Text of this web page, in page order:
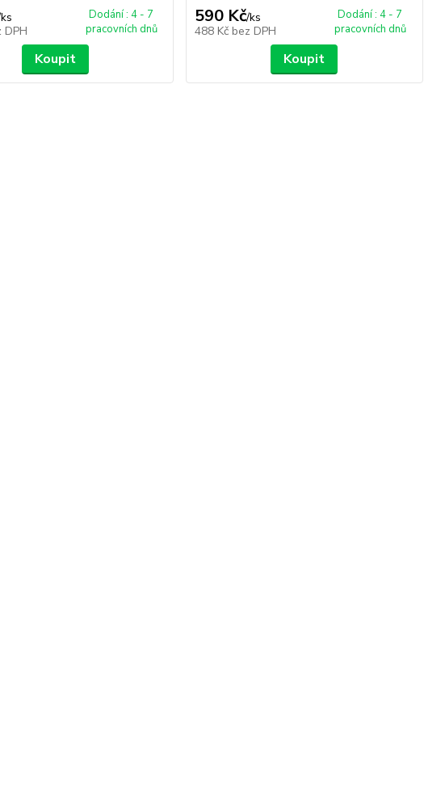
ks
DPH
Dodání : 4 - 7
pracovních dnů
Koupit
590 Kč/ks
488 Kč bez DPH
Dodání : 4 - 7
pracovních dnů
Koupit